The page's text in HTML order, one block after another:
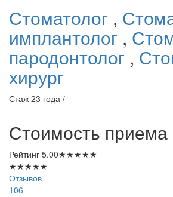
Стоматолог ,
имплантолог ,
пародонтолог ,
хирург
Стаж 23 года /
Стоимость приема
Рейтинг 5.00★★★★★
★★★★★
Отзывов
106